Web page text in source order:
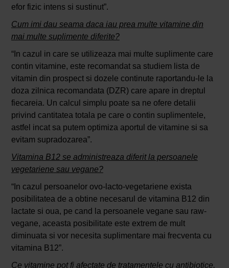
efor fizic intens si sustinut”.
Cum imi dau seama daca iau prea multe vitamine din
mai multe suplimente diferite?
“In cazul in care se utilizeaza mai multe suplimente care
contin vitamine, este recomandat sa studiem lista de
vitamin din prospect si dozele continute raportandu-le la
doza zilnica recomandata (DZR) care apare in dreptul
fiecareia. Un calcul simplu poate sa ne ofere detalii
privind cantitatea totala pe care o contin suplimentele,
astfel incat sa putem optimiza aportul de vitamine si sa
evitam supradozarea”.
Vitamina B12 se administreaza diferit la persoanele
vegetariene sau vegane?
“In cazul persoanelor ovo-lacto-vegetariene exista
posibilitatea de a obtine necesarul de vitamina B12 din
lactate si oua, pe cand la persoanele vegane sau raw-
vegane, aceasta posibilitate este extrem de mult
diminuata si vor necesita suplimentare mai frecventa cu
vitamina B12”.
Ce vitamine pot fi afectate de tratamentele cu antibiotice,